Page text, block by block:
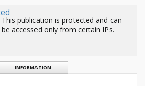
This publication is protected and can
be accessed only from certain IPs.
INFORMATION